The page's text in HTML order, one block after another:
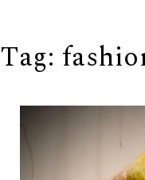
Tag: